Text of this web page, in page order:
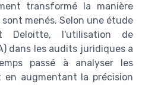
transformé la manière
menés. Selon une étude
Deloitte, l'utilisation de
dans les audits juridiques a
passé à analyser les
augmentant la précision